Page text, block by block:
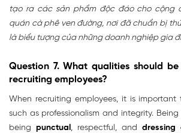
tạo ra các sản phẩm độc đáo cho cộng
quán cà phê ven đường, nơi đã chuẩn bị
là biểu tượng của những doanh nghiệp gia
Question 7. What qualities should
recruiting employees?
When recruiting employees, it is important
such as professionalism and integrity. Being
being punctual , respectful, and dressing